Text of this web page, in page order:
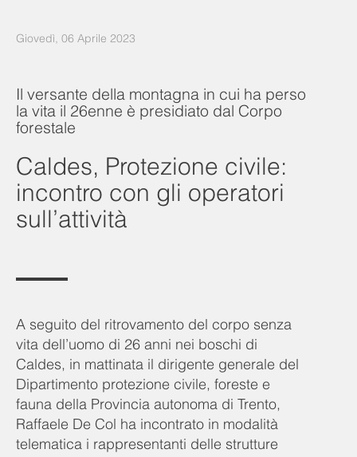
Giovedì, 06 Aprile 2023
Il versante della montagna in cui ha perso
la vita il 26enne è presidiato dal Corpo
forestale
Caldes, Protezione civile:
incontro con gli operatori
sull’attività
A seguito del ritrovamento del corpo senza
vita dell’uomo di 26 anni nei boschi di
Caldes, in mattinata il dirigente generale del
Dipartimento protezione civile, foreste e
fauna della Provincia autonoma di Trento,
Raffaele De Col ha incontrato in modalità
telematica i rappresentanti delle strutture